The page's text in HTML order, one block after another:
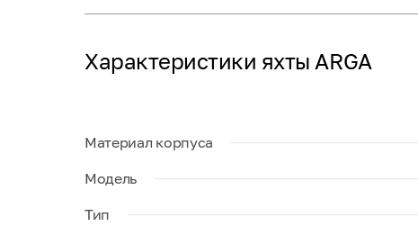
Характеристики яхты ARGA
Материал корпуса
Модель
Тип